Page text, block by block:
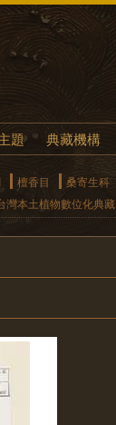
題 典藏機構
檀香目
桑寄生科
灣本土植物數位化典藏